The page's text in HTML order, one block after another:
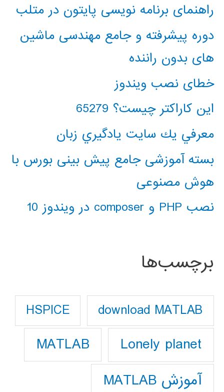
راهنمای برنامه نویسی پایتون در متلب
دوره پیشرفته و جامع مهندسی ماشین
های بدون راننده
خطای نصب ویندوز
این کاراکتر چیست؟ 65279
معرفي يك سايت يادگيري زبان
بسته آموزشی جامع پیش بینی بورس با
هوش مصنوعی
نصب PHP و composer در ویندوز 10
برچسب‌ها
download MATLAB
HSPICE
Lonely planet
MATLAB
آموزش MATLAB